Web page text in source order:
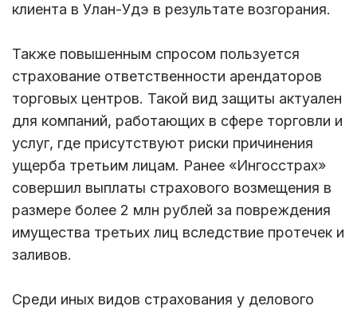
клиента в Улан-Удэ в результате возгорания.
Также повышенным спросом пользуется
страхование ответственности арендаторов
торговых центров. Такой вид защиты актуален
для компаний, работающих в сфере торговли и
услуг, где присутствуют риски причинения
ущерба третьим лицам. Ранее «Ингосстрах»
совершил выплаты страхового возмещения в
размере более 2 млн рублей за повреждения
имущества третьих лиц вследствие протечек и
заливов.
Среди иных видов страхования у делового